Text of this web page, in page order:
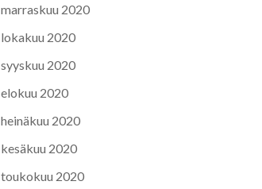
marraskuu 2020
lokakuu 2020
syyskuu 2020
elokuu 2020
heinäkuu 2020
kesäkuu 2020
toukokuu 2020